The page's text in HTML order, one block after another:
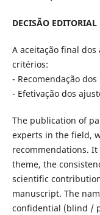
DECISÃO EDITORIAL
A aceitação final
critérios:
- Recomendação
- Efetivação dos
The publication of
experts in the field,
recommendations.
theme, the
scientific
manuscript. The
confidential (blind /